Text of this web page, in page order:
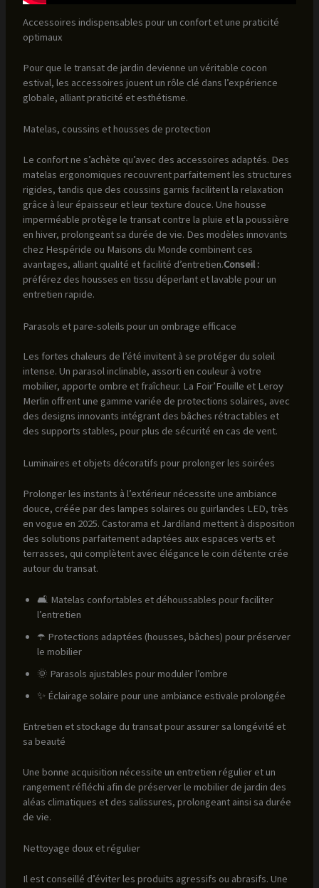
Accessoires indispensables pour un confort et une praticité
optimaux
Pour que le transat de jardin devienne un véritable cocon
estival, les accessoires jouent un rôle clé dans l’expérience
globale, alliant praticité et esthétisme.
Matelas, coussins et housses de protection
Le confort ne s’achète qu’avec des accessoires adaptés. Des
matelas ergonomiques recouvrent parfaitement les structures
rigides, tandis que des coussins garnis facilitent la relaxation
grâce à leur épaisseur et leur texture douce. Une housse
imperméable protège le transat contre la pluie et la poussière
en hiver, prolongeant sa durée de vie. Des modèles innovants
chez Hespéride ou Maisons du Monde combinent ces
avantages, alliant qualité et facilité d’entretien.Conseil :
préférez des housses en tissu déperlant et lavable pour un
entretien rapide.
Parasols et pare-soleils pour un ombrage efficace
Les fortes chaleurs de l’été invitent à se protéger du soleil
intense. Un parasol inclinable, assorti en couleur à votre
mobilier, apporte ombre et fraîcheur. La Foir’Fouille et Leroy
Merlin offrent une gamme variée de protections solaires, avec
des designs innovants intégrant des bâches rétractables et
des supports stables, pour plus de sécurité en cas de vent.
Luminaires et objets décoratifs pour prolonger les soirées
Prolonger les instants à l’extérieur nécessite une ambiance
douce, créée par des lampes solaires ou guirlandes LED, très
en vogue en 2025. Castorama et Jardiland mettent à disposition
des solutions parfaitement adaptées aux espaces verts et
terrasses, qui complètent avec élégance le coin détente crée
autour du transat.
🛋️ Matelas confortables et déhoussables pour faciliter
l’entretien
☂️ Protections adaptées (housses, bâches) pour préserver
le mobilier
🌞 Parasols ajustables pour moduler l’ombre
✨ Éclairage solaire pour une ambiance estivale prolongée
Entretien et stockage du transat pour assurer sa longévité et
sa beauté
Une bonne acquisition nécessite un entretien régulier et un
rangement réfléchi afin de préserver le mobilier de jardin des
aléas climatiques et des salissures, prolongeant ainsi sa durée
de vie.
Nettoyage doux et régulier
Il est conseillé d’éviter les produits agressifs ou abrasifs. Une